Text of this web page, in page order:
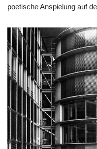
poetische Anspielung auf